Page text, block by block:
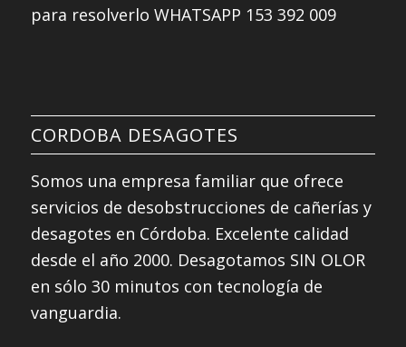
para resolverlo WHATSAPP 153 392 009
CORDOBA DESAGOTES
Somos una empresa familiar que ofrece
servicios de desobstrucciones de cañerías y
desagotes en Córdoba. Excelente calidad
desde el año 2000. Desagotamos SIN OLOR
en sólo 30 minutos con tecnología de
vanguardia.